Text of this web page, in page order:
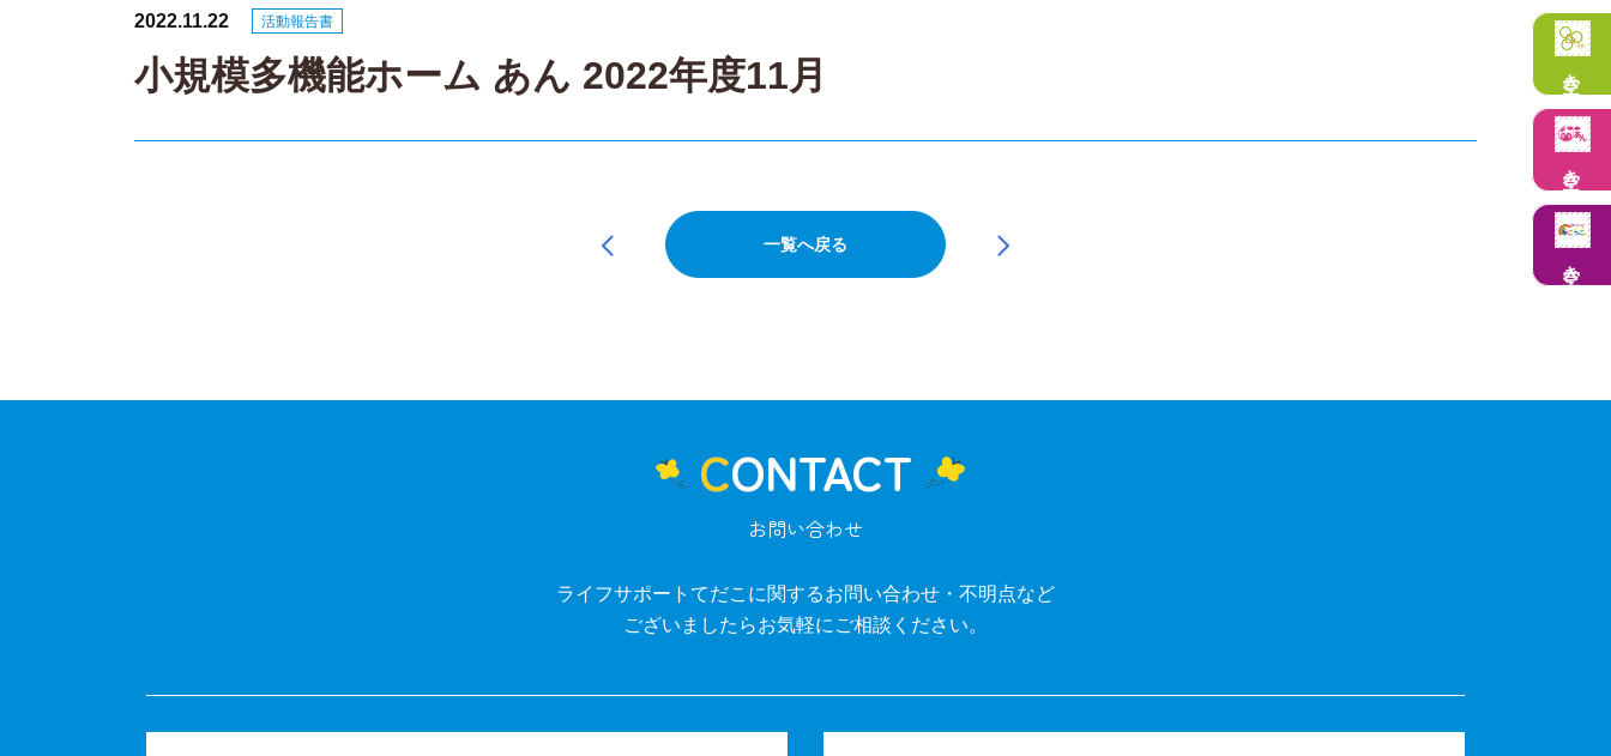
空き状況
空き状況
空き状況
小規模多機能ホーム あん 2022年度11月
2022.11.22 活動報告書
一覧へ戻る
CONTACT
お問い合わせ
ライフサポートてだこに関するお問い合わせ・不明点など
ございましたらお気軽にご相談ください。